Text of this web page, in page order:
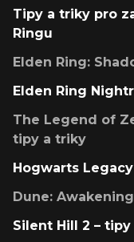
Tipy a triky pro
Ringu
Elden Ring:
Elden Ring
The Legend of
tipy a triky
Hogwarts
Dune:
Silent Hill 2 –